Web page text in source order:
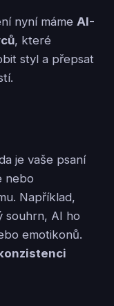
nyní máme AI-
, které
styl a přepsat
je vaše psaní
nebo
Například,
souhrn, AI ho
emotikonů.